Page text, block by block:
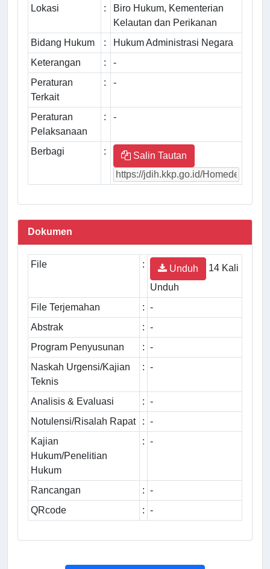
Lokasi :
Biro Hukum, Kementerian
Kelautan dan Perikanan
Bidang Hukum
:
Hukum Administrasi Negara
Keterangan
:
-
Peraturan
Terkait
: -
Peraturan
Pelaksanaan
: -
Berbagi : Salin Tautan
Dokumen
File : Unduh
14 Kali
Unduh
File Terjemahan
: -
Abstrak
: -
Program Penyusunan
: -
Naskah Urgensi/Kajian
Teknis
: -
Analisis & Evaluasi : -
Notulensi/Risalah Rapat
: -
Kajian
Hukum/Penelitian
Hukum
: -
Rancangan : -
QRcode
: -